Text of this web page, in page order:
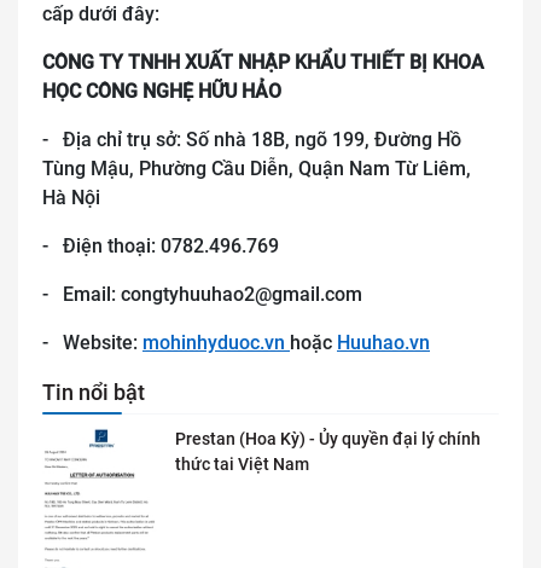
cấp dưới đây:
CÔNG TY TNHH XUẤT NHẬP KHẨU THIẾT BỊ KHOA
HỌC CÔNG NGHỆ HỮU HẢO
- Địa chỉ trụ sở: Số nhà 18B, ngõ 199, Đường Hồ
Tùng Mậu, Phường Cầu Diễn, Quận Nam Từ Liêm,
Hà Nội
- Điện thoại: 0782.496.769
- Email: congtyhuuhao2@gmail.com
- Website: mohinhyduoc.vn hoặc Huuhao.vn
Tin nổi bật
Prestan (Hoa Kỳ) - Ủy quyền đại lý chính
thức tai Việt Nam